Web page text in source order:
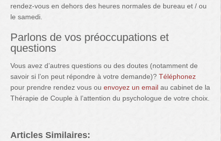
rendez-vous en dehors des heures normales de bureau et / ou
le samedi.
Parlons de vos préoccupations et
questions
Vous avez d’autres questions ou des doutes (notamment de
savoir si l’on peut répondre à votre demande)?Téléphonez
pour prendre rendez vous ouenvoyez un email au cabinet de la
Thérapie de Couple à l’attention du psychologue de votre choix.
Articles Similaires: